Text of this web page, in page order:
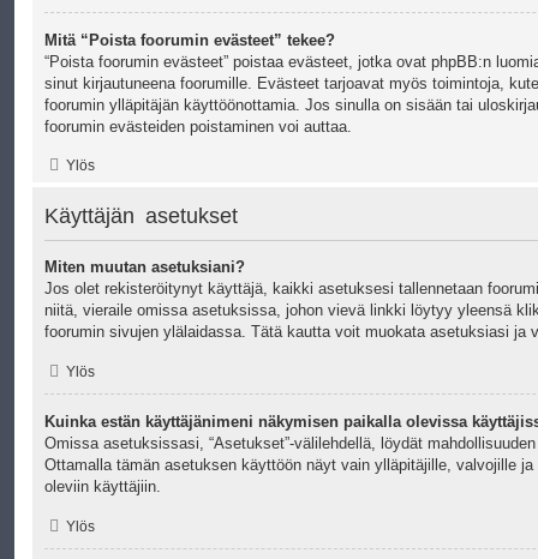
Mitä “Poista foorumin evästeet” tekee?
“Poista foorumin evästeet” poistaa evästeet, jotka ovat phpBB:n
sinut kirjautuneena foorumille. Evästeet tarjoavat myös toimintoja,
foorumin ylläpitäjän käyttöönottamia. Jos sinulla on sisään tai
foorumin evästeiden poistaminen voi auttaa.
Ylös
Käyttäjän asetukset
Miten muutan asetuksiani?
Jos olet rekisteröitynyt käyttäjä, kaikki asetuksesi tallennetaan
niitä, vieraile omissa asetuksissa, johon vievä linkki löytyy yleensä
foorumin sivujen ylälaidassa. Tätä kautta voit muokata asetuksiasi ja
Ylös
Kuinka estän käyttäjänimeni näkymisen paikalla olevissa
Omissa asetuksissasi, “Asetukset”-välilehdellä, löydät
Ottamalla tämän asetuksen käyttöön näyt vain ylläpitäjille, valvojille
oleviin käyttäjiin.
Ylös